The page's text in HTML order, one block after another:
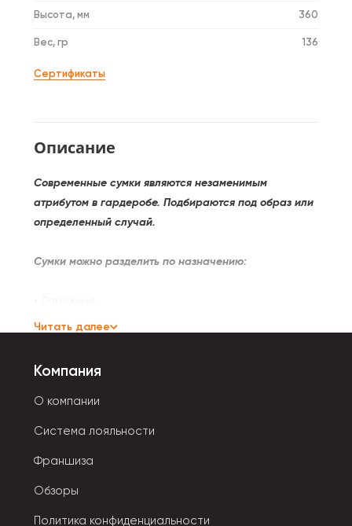
Высота, мм 360
Вес, гр 136
Сертификаты
Описание
Современные сумки являются незаменимым
атрибутом в гардеробе. Подбираются под образ или
определенный случай.
Сумки можно разделить по назначению:
• Хозяйственные.
• Пляжные.
• Повседневные.
Все они различаются по форме, жесткости, способу
закрывания.
Типы застежек:
Читать далее
Компания
О компании
Система лояльности
Франшиза
Обзоры
Политика конфиденциальности